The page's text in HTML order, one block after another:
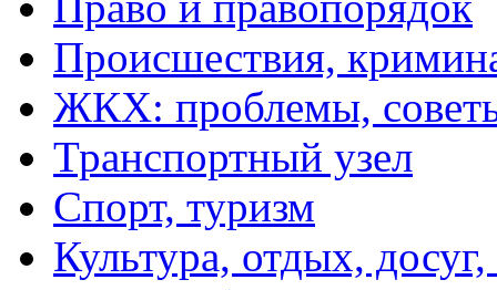
Происшествия,
ЖКХ: проблемы,
Транспортный узел
Спорт, туризм
Культура, отдых,